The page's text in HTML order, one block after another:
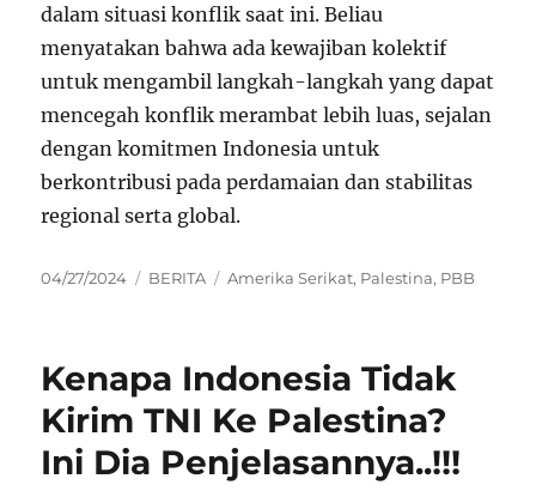
dalam situasi konflik saat ini. Beliau
menyatakan bahwa ada kewajiban kolektif
untuk mengambil langkah-langkah yang dapat
mencegah konflik merambat lebih luas, sejalan
dengan komitmen Indonesia untuk
berkontribusi pada perdamaian dan stabilitas
regional serta global.
Posted
04/27/2024 Categories
BERITA Tags
Amerika Serikat, Palestina, PBB
Kenapa Indonesia Tidak
Kirim TNI Ke Palestina?
Ini Dia Penjelasannya..!!!